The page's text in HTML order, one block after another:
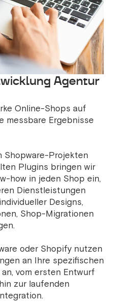
Agentur
Online-Shops auf
messbare Ergebnisse
Projekten
Plugins bringen wir
how in jeden Shop ein,
Dienstleistungen
Designs,
Shop-Migrationen
oder Shopify nutzen
an Ihre spezifischen
vom ersten Entwurf
zur laufenden